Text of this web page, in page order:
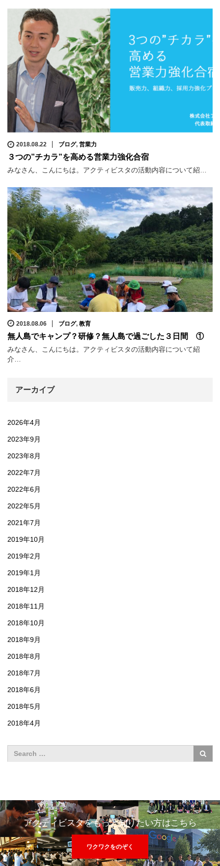
2018.08.22 ブログ, 営業力
３つの”チカラ”を高める営業力強化合宿
みなさん、こんにちは。アクティビスタの活動内容について紹…
2018.08.06 ブログ, 教育
無人島でキャンプ？研修？無人島で過ごした３日間 ①
みなさん、こんにちは。アクティビスタの活動内容について紹
介…
アーカイブ
2026年4月
2023年9月
2023年8月
2022年7月
2022年6月
2022年5月
2021年7月
2019年10月
2019年2月
2019年1月
2018年12月
2018年11月
2018年10月
2018年9月
2018年8月
2018年7月
2018年6月
2018年5月
2018年4月
アクティビスタをもっと知りたい方はこちら
ワクワクをのぞく